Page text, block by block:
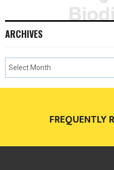
ARCHIVES
FREQUENTLY